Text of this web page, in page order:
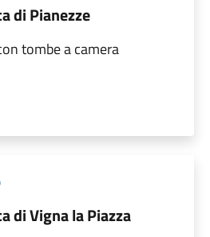
di Pianezze
tombe a camera
di Vigna la Piazza